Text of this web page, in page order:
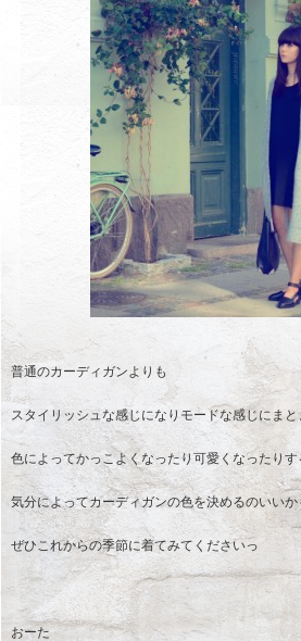
普通のカーディガンよりも
スタイリッシュな感じになりモードな感じにまと
色によってかっこよくなったり可愛くなったりす
気分によってカーディガンの色を決めるのいい
ぜひこれからの季節に着てみてくださいっ
おーた